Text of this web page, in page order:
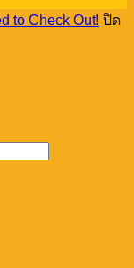
to Check Out! ปิด